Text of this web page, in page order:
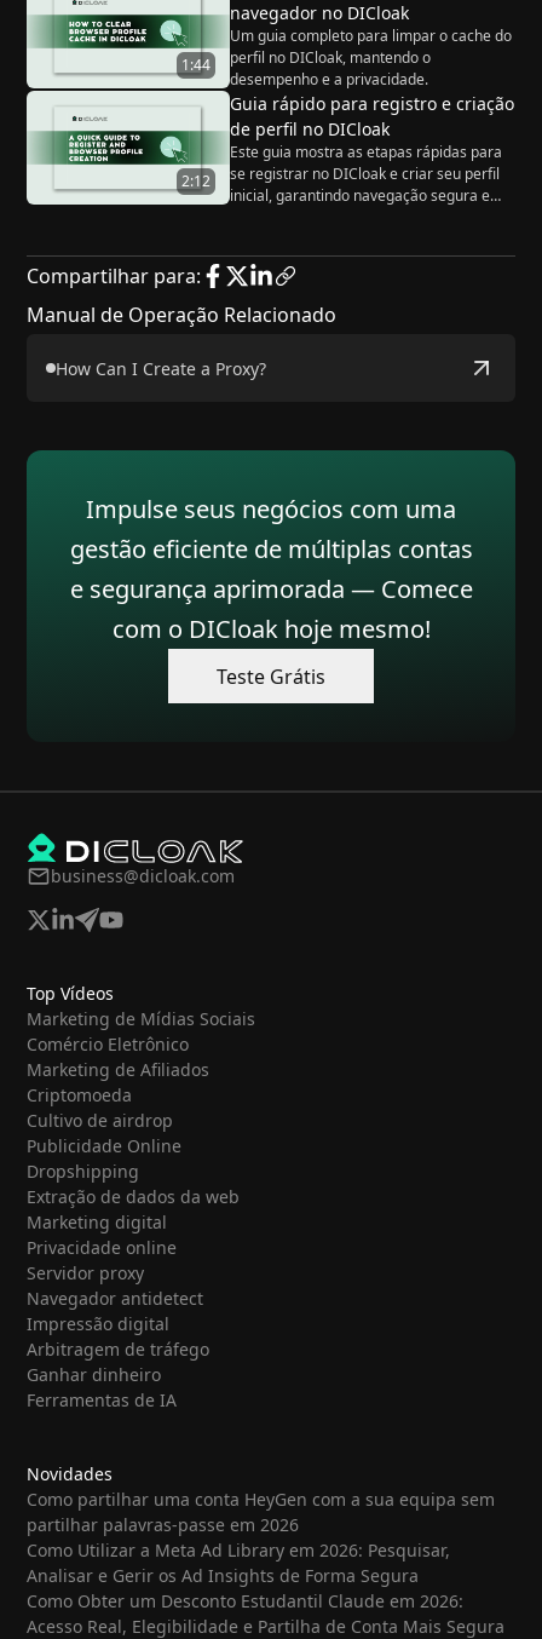
1:44
navegador no DICloak
Um guia completo para limpar o cache do
perfil no DICloak, mantendo o
desempenho e a privacidade.
2:12
Guia rápido para registro e criação
de perfil no DICloak
Este guia mostra as etapas rápidas para
se registrar no DICloak e criar seu perfil
inicial, garantindo navegação segura e
Compartilhar para:
Manual de Operação Relacionado
How Can I Create a Proxy?
Impulse seus negócios com uma
gestão eficiente de múltiplas contas
e segurança aprimorada — Comece
com o DICloak hoje mesmo!
Teste Grátis
business@dicloak.com
Top Vídeos
Marketing de Mídias Sociais
Comércio Eletrônico
Marketing de Afiliados
Criptomoeda
Cultivo de airdrop
Publicidade Online
Dropshipping
Extração de dados da web
Marketing digital
Privacidade online
Servidor proxy
Navegador antidetect
Impressão digital
Arbitragem de tráfego
Ganhar dinheiro
Ferramentas de IA
Novidades
Como partilhar uma conta HeyGen com a sua equipa sem
partilhar palavras-passe em 2026
Como Utilizar a Meta Ad Library em 2026: Pesquisar,
Analisar e Gerir os Ad Insights de Forma Segura
Como Obter um Desconto Estudantil Claude em 2026:
Acesso Real, Elegibilidade e Partilha de Conta Mais Segura